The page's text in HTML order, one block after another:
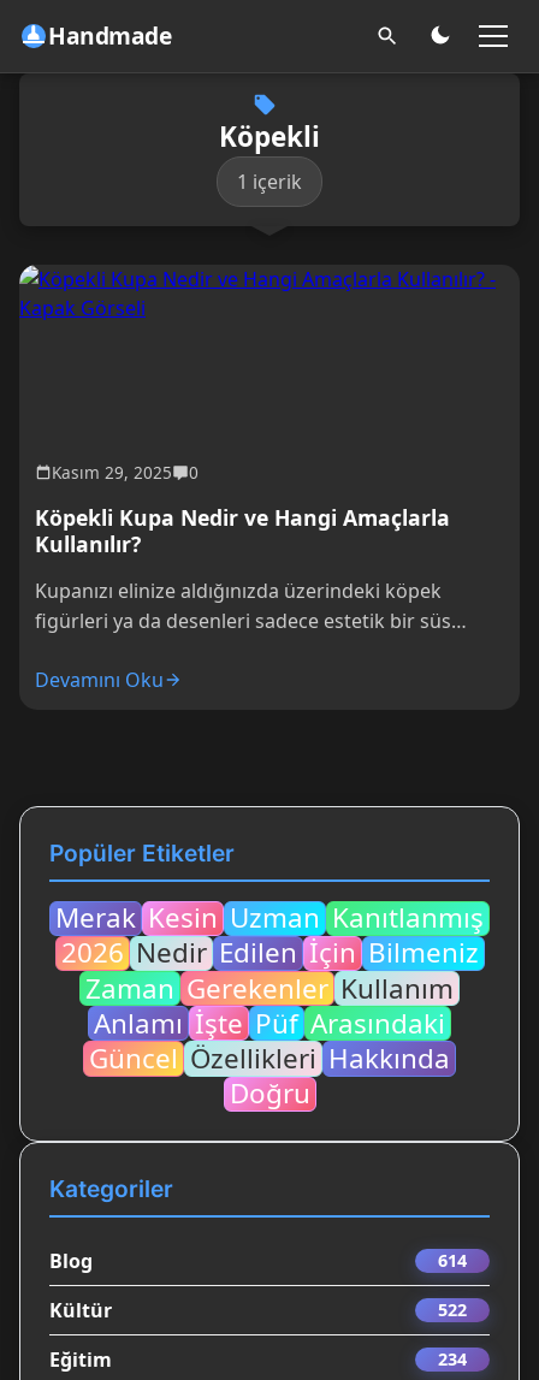
Handmade
Köpekli
1 içerik
Kasım 29, 2025 0
Köpekli Kupa Nedir ve Hangi Amaçlarla
Kullanılır?
Kupanızı elinize aldığınızda üzerindeki köpek
figürleri ya da desenleri sadece estetik bir süs
Devamını Oku
Popüler Etiketler
Merak Kesin Uzman Kanıtlanmış
2026 Nedir Edilen İçin Bilmeniz
Zaman Gerekenler Kullanım
Anlamı İşte Püf Arasındaki
Güncel Özellikleri Hakkında
Doğru
Kategoriler
Blog 614
Kültür 522
Eğitim 234